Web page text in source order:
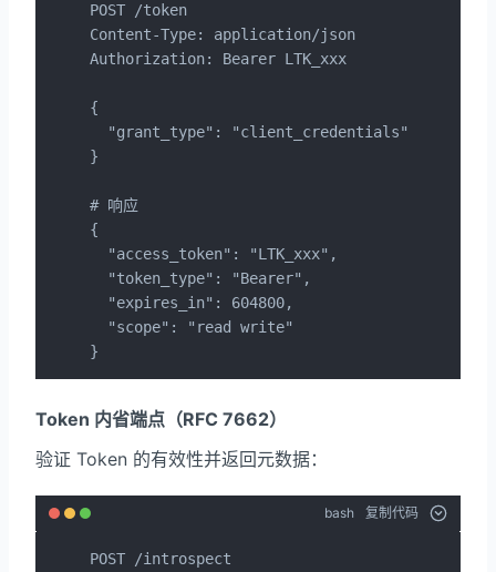
POST /token
Content-Type: application/json
Authorization: Bearer LTK_xxx
{
  "grant_type": "client_credentials"
}
# 响应
{
  "access_token": "LTK_xxx",
  "token_type": "Bearer",
  "expires_in": 604800,
  "scope": "read write"
}
Token 内省端点（RFC 7662）
验证 Token 的有效性并返回元数据：
bash 复制代码
POST /introspect